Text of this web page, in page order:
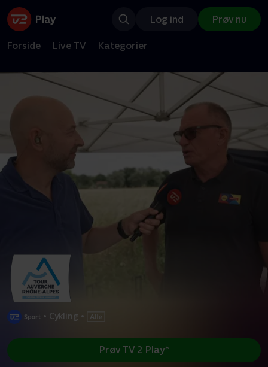
Log ind Prøv nu
Forside Live TV Kategorier
• Cykling •
Prøv TV 2 Play*